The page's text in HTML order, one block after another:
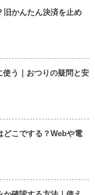
旧かんたん決済を止め
う｜おつりの疑問と安
どこでする？Webや電